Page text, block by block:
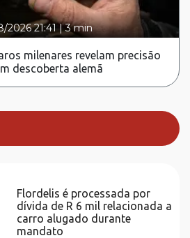
2026 21:41 |3 min
milenares revelam precisão
descoberta alemã
Flordelis é processada por
dívida de R 6 mil relacionada a
carro alugado durante
mandato